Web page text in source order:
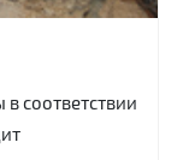
соответствии